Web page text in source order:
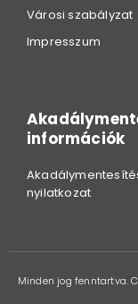
Városi szabályzat
Impresszum
információk
nyilatkozat
Minden jog fenntartva.